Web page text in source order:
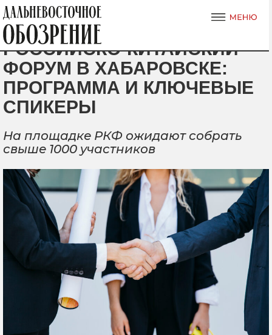
РОССИЙСКО-КИТАЙСКИЙ
ФОРУМ В ХАБАРОВСКЕ:
ПРОГРАММА И КЛЮЧЕВЫЕ
СПИКЕРЫ
На площадке РКФ ожидают собрать
свыше 1000 участников